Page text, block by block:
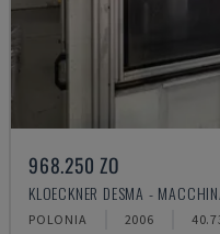
968.250 ZO
KLOECKNER DESMA -
POLONIA 2006